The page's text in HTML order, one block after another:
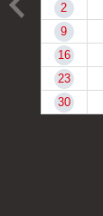
2
9
16
23
30